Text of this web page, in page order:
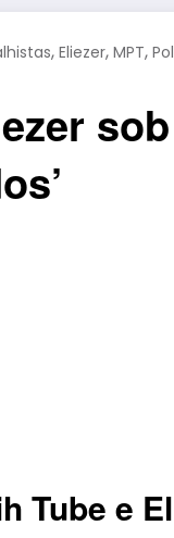
, Eliezer, MPT,
Tube e